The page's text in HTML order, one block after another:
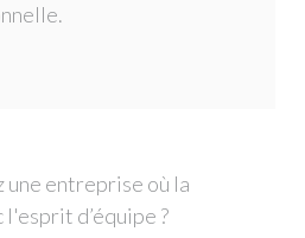
une entreprise où la
d’équipe ?